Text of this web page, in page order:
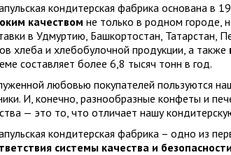
кондитерская фабрика основана в
качеством не только в родном городе,
в Удмуртию, Башкортостан, Татарстан,
хлеба и хлебобулочной продукции, а также
составляет более 6,8 тысяч тонн в год.
любовью покупателей пользуются
И, конечно, разнообразные конфеты и
— это то, что отличает нашу
кондитерская фабрика – одно из
системы качества и